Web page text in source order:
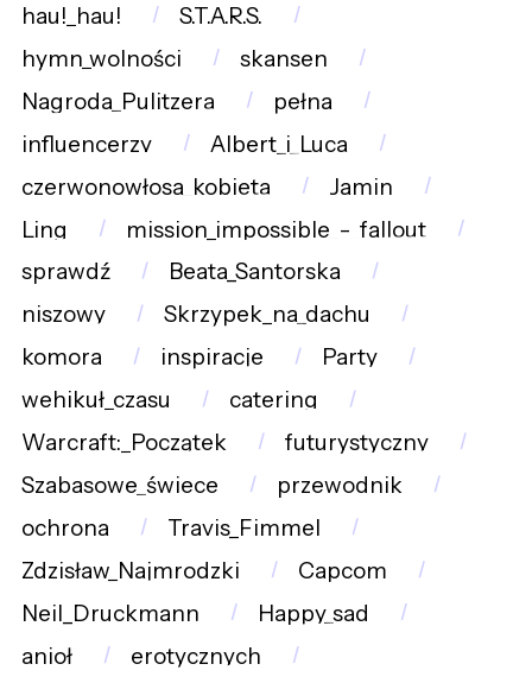
hau!_hau!
S.T.A.R.S.
hymn_wolności
skansen
Nagroda_Pulitzera
pełna
influencerzy
Albert_i_Luca
czerwonowłosa_kobieta
Jamin
Ling
mission_impossible_-_fallout
sprawdź
Beata_Santorska
niszowy
Skrzypek_na_dachu
komora
inspiracje
Party
wehikuł_czasu
catering
Warcraft:_Początek
futurystyczny
Szabasowe_świece
przewodnik
ochrona
Travis_Fimmel
Zdzisław_Najmrodzki
Capcom
Neil_Druckmann
Happy_sad
anioł
erotycznych